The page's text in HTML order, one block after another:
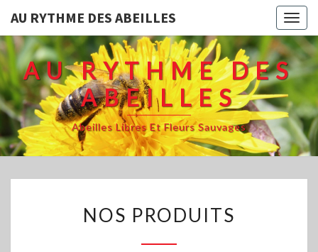
AU RYTHME DES ABEILLES
AU RYTHME DES
ABEILLES
Abeilles Libres Et Fleurs Sauvages
NOS PRODUITS